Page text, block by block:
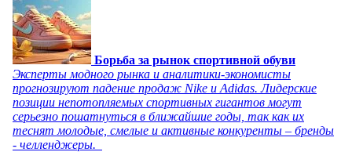
Борьба за рынок спортивной обуви
Эксперты модного рынка и аналитики-экономисты
прогнозируют падение продаж Nike и Adidas. Лидерские
позиции непотопляемых спортивных гигантов могут
серьезно пошатнуться в ближайшие годы, так как их
теснят молодые, смелые и активные конкуренты – бренды
- челленджеры.